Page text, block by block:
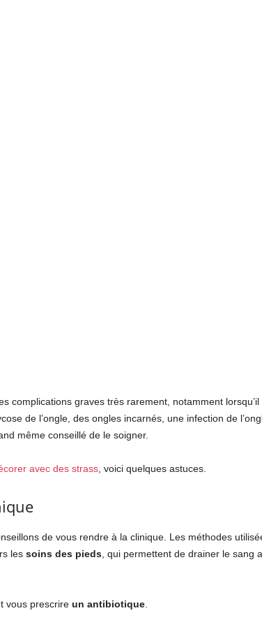
complications graves très rarement, notamment
de l’ongle, des ongles incarnés, une infection de
même conseillé de le soigner.
avec des strass, voici quelques astuces.
de vous rendre à la clinique. Les méthodes
les soins des pieds, qui permettent de drainer le sang
vous prescrire un antibiotique.